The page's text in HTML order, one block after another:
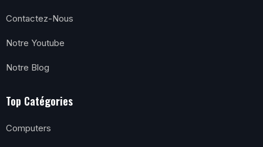
Contactez-Nous
Notre Youtube
Notre Blog
Top Catégories
Computers